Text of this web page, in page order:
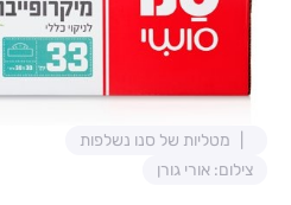
מטליות של סנו נשלפות
צילום: אורי גורן